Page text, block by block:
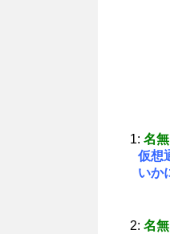
1: 名
仮想
いか
2: 名